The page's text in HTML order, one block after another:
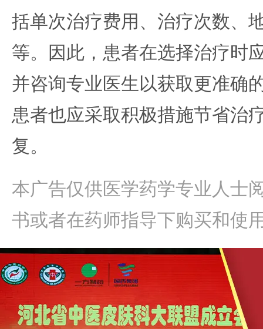
括单次治疗费用、治疗次数、
等。因此，患者在选择治疗时
并咨询专业医生以获取更准确
患者也应采取积极措施节省治
复。
本广告仅供医学药学专业人士
书或者在药师指导下购买和使